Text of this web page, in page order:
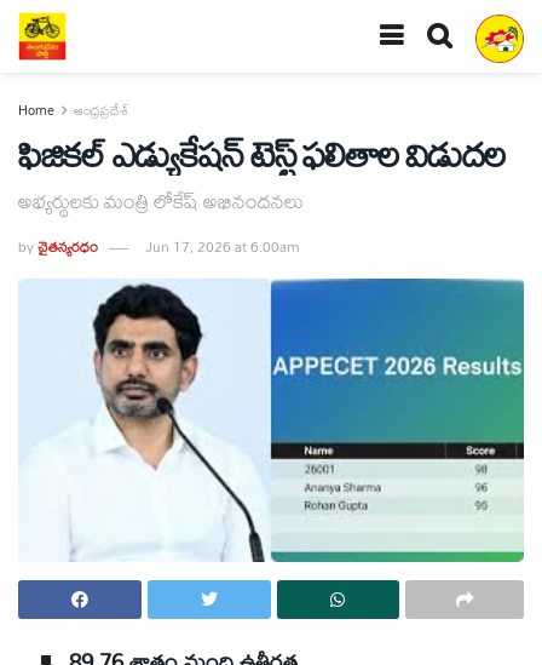
Home ఆంధ్రప్రదేశ్
ఫిజికల్ ఎడ్యుకేషన్ టెస్ట్ ఫలితాల విడుదల
అభ్యర్థులకు మంత్రి లోకేష్ అభినందనలు
byచైతన్యరధం Jun 17, 2026 at 6:00am